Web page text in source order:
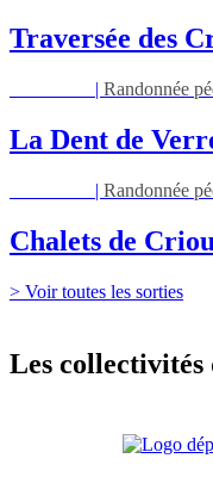
Traversée des
| Randonnée
La Dent de
| Randonnée
Chalets de Criou
> Voir toutes les sorties
Les collectivités